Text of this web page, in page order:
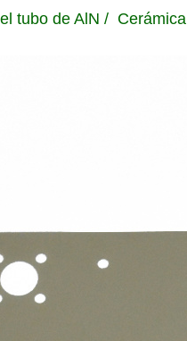
tubo de AlN /